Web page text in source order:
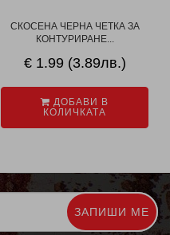
СКОСЕНА ЧЕРНА ЧЕТКА ЗА
КОНТУРИРАНЕ...
€ 1.99 (3.89лв.)
ДОБАВИ В
КОЛИЧКАТА
ЗАПИШИ МЕ